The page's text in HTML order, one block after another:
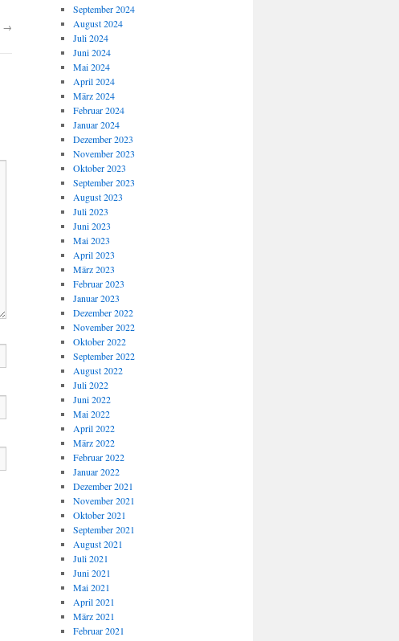
→
September 2024
August 2024
Juli 2024
Juni 2024
Mai 2024
April 2024
März 2024
Februar 2024
Januar 2024
Dezember 2023
November 2023
Oktober 2023
September 2023
August 2023
Juli 2023
Juni 2023
Mai 2023
April 2023
März 2023
Februar 2023
Januar 2023
Dezember 2022
November 2022
Oktober 2022
September 2022
August 2022
Juli 2022
Juni 2022
Mai 2022
April 2022
März 2022
Februar 2022
Januar 2022
Dezember 2021
November 2021
Oktober 2021
September 2021
August 2021
Juli 2021
Juni 2021
Mai 2021
April 2021
März 2021
Februar 2021